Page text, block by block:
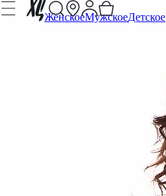
ЖенскоеМужскоеДетское